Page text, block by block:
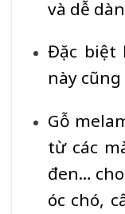
và dễ
Đặc biệt
này
Gỗ
từ các
đen…
óc chó,